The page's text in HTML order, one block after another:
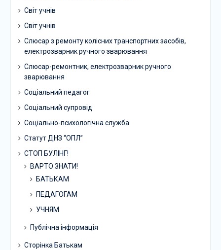
Світ учнів
Світ учнів
Слюсар з ремонту колісних транспортних засобів,
електрозварник ручного зварювання
Слюсар-ремонтник, електрозварник ручного
зварювання
Соціальний педагог
Соціальний супровід
Соціально-психологічна служба
Статут ДНЗ “ОПЛ”
СТОП БУЛІНГ!
ВАРТО ЗНАТИ!
БАТЬКАМ
ПЕДАГОГАМ
УЧНЯМ
Публічна інформація
Сторінка Батькам